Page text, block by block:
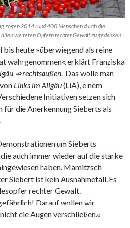
zogen 2014 rund 400 Menschen durch die
weiteren Opfern rechter Gewalt zu gedenken.
heute »überwiegend als reine
wahrgenommen«, erklärt Franziska
⇏ rechtsaußen. Das wolle man
Links im Allgäu(LiA), einem
Initiativen setzen sich
für die Anerkennung Sieberts als
um Sieberts
auch immer wieder auf die starke
haben. Mamitzsch
Siebert ist kein Ausnahmefall. Es
rechter Gewalt.
Darauf wollen wir
die Augen verschließen.«